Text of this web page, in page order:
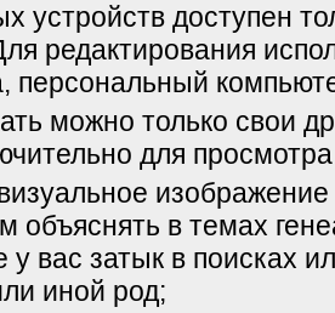
устройств доступен
редактирования
персональный
можно только свои
для
объяснять в темах
вас затык в поисках
иной род;